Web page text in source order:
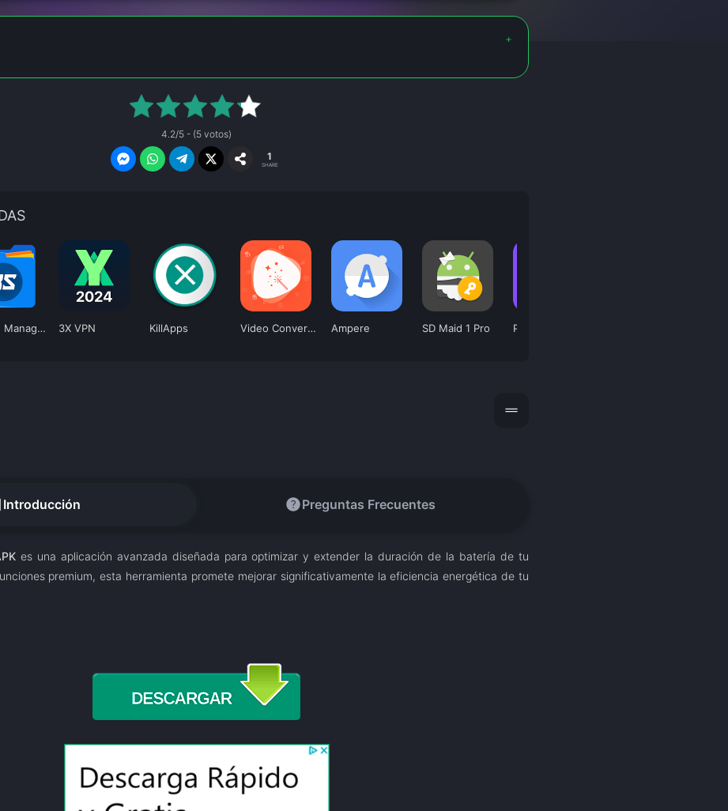
4.2/5 - (5 votos)
1
SHARE
RS File Manager 3X VPN KillApps Video Converter Pro Ampere SD Maid 1 Pro Parallel App
drag_handle
Introducción helpPreguntas Frecuentes
es una aplicación avanzada diseñada para optimizar y extender la duración de la batería de tu
premium, esta herramienta promete mejorar significativamente la eficiencia energética de tu